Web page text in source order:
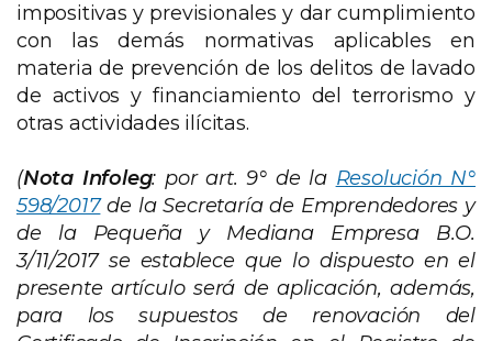
impositivas y previsionales y dar cumplimiento
con las demás normativas aplicables en
materia de prevención de los delitos de lavado
de activos y financiamiento del terrorismo y
otras actividades ilícitas.
(Nota Infoleg: por art. 9° de la Resolución N°
598/2017 de la Secretaría de Emprendedores y
de la Pequeña y Mediana Empresa B.O.
3/11/2017 se establece que lo dispuesto en el
presente artículo será de aplicación, además,
para los supuestos de renovación del